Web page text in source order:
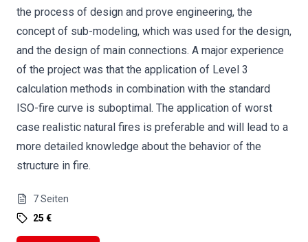
the process of design and prove engineering, the
concept of sub-modeling, which was used for the design,
and the design of main connections. A major experience
of the project was that the application of Level 3
calculation methods in combination with the standard
ISO-fire curve is suboptimal. The application of worst
case realistic natural fires is preferable and will lead to a
more detailed knowledge about the behavior of the
structure in fire.
7Seiten
25 €